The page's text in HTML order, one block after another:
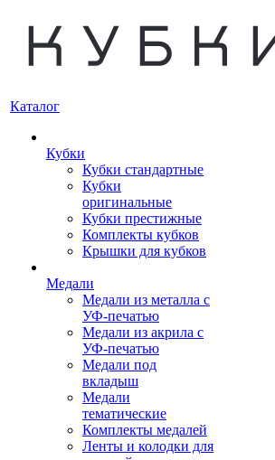
Каталог
Кубки
Кубки стандартные
Кубки
оригинальные
Кубки престижные
Комплекты кубков
Крышки для кубков
Медали
Медали из металла с
УФ-печатью
Медали из акрила с
УФ-печатью
Медали под
вкладыш
Медали
тематические
Комплекты медалей
Ленты и колодки для